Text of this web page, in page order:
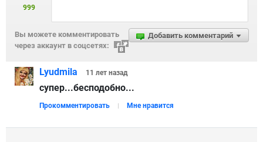
999
Добавить комментарий
Вы можете комментировать
через аккаунт в соцсетях:
Lyudmila 11 лет назад
супер...бесподобно...
Прокомментировать Мне нравится